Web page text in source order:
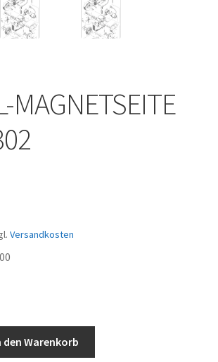
MAGNETSEITE
Versandkosten
den Warenkorb